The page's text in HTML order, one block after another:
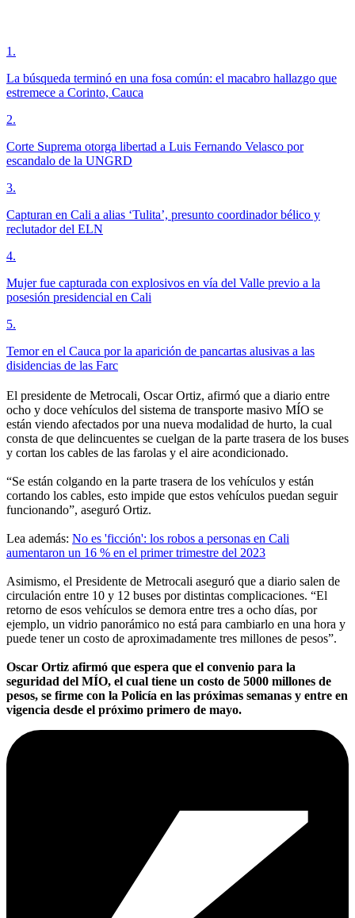
1 .
La búsqueda terminó en una fosa común: el macabro hallazgo que
estremece a Corinto, Cauca
2.
Corte Suprema otorga libertad a Luis Fernando Velasco por
escandalo de la UNGRD
3.
Capturan en Cali a alias ‘Tulita’, presunto coordinador bélico y
reclutador del ELN
4.
Mujer fue capturada con explosivos en vía del Valle previo a la
posesión presidencial en Cali
5.
Temor en el Cauca por la aparición de pancartas alusivas a las
disidencias de las Farc
El presidente de Metrocali, Oscar Ortiz, afirmó que a diario entre
ocho y doce vehículos del sistema de transporte masivo MÍO se
están viendo afectados por una nueva modalidad de hurto, la cual
consta de que delincuentes se cuelgan de la parte trasera de los buses
y cortan los cables de las farolas y el aire acondicionado.
“Se están colgando en la parte trasera de los vehículos y están
cortando los cables, esto impide que estos vehículos puedan seguir
funcionando”, aseguró Ortiz.
Lea además: No es 'ficción': los robos a personas en Cali
aumentaron un 16 % en el primer trimestre del 2023
Asimismo, el Presidente de Metrocali aseguró que a diario salen de
circulación entre 10 y 12 buses por distintas complicaciones. “El
retorno de esos vehículos se demora entre tres a ocho días, por
ejemplo, un vidrio panorámico no está para cambiarlo en una hora y
puede tener un costo de aproximadamente tres millones de pesos”.
Oscar Ortiz afirmó que espera que el convenio para la
seguridad del MÍO, el cual tiene un costo de 5000 millones de
pesos, se firme con la Policía en las próximas semanas y entre en
vigencia desde el próximo primero de mayo.